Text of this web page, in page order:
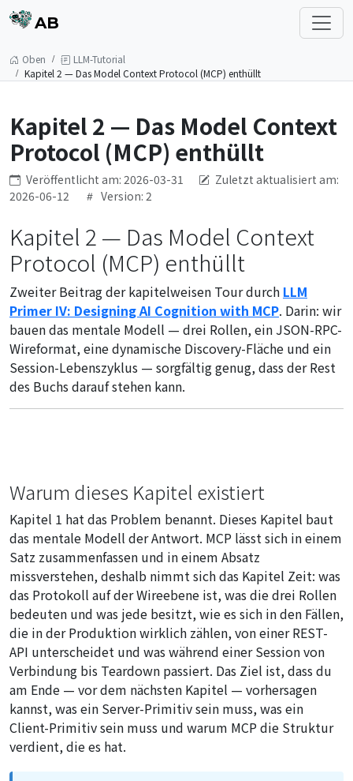
AB
Oben
LLM-Tutorial
Kapitel 2 — Das Model Context Protocol (MCP) enthüllt
Kapitel 2 — Das Model Context
Protocol (MCP) enthüllt
Veröffentlicht am: 2026-03-31
Zuletzt aktualisiert am:
2026-06-12
Version: 2
Kapitel 2 — Das Model Context
Protocol (MCP) enthüllt
Zweiter Beitrag der kapitelweisen Tour durch LLM
Primer IV: Designing AI Cognition with MCP. Darin: wir
bauen das mentale Modell — drei Rollen, ein JSON-RPC-
Wireformat, eine dynamische Discovery-Fläche und ein
Session-Lebenszyklus — sorgfältig genug, dass der Rest
des Buchs darauf stehen kann.
Warum dieses Kapitel existiert
Kapitel 1 hat das Problem benannt. Dieses Kapitel baut
das mentale Modell der Antwort. MCP lässt sich in einem
Satz zusammenfassen und in einem Absatz
missverstehen, deshalb nimmt sich das Kapitel Zeit: was
das Protokoll auf der Wireebene ist, was die drei Rollen
bedeuten und was jede besitzt, wie es sich in den Fällen,
die in der Produktion wirklich zählen, von einer REST-
API unterscheidet und was während einer Session von
Verbindung bis Teardown passiert. Das Ziel ist, dass du
am Ende — vor dem nächsten Kapitel — vorhersagen
kannst, was ein Server-Primitiv sein muss, was ein
Client-Primitiv sein muss und warum MCP die Struktur
verdient, die es hat.